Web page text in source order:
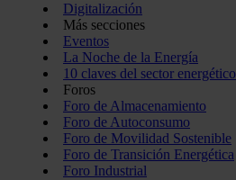
Digitalización
Más secciones
Eventos
La Noche de la Energía
10 claves del sector energético
Foros
Foro de Almacenamiento
Foro de Autoconsumo
Foro de Movilidad Sostenible
Foro de Transición Energética
Foro Industrial